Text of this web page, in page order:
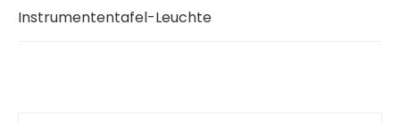
Instrumententafel-Leuchte